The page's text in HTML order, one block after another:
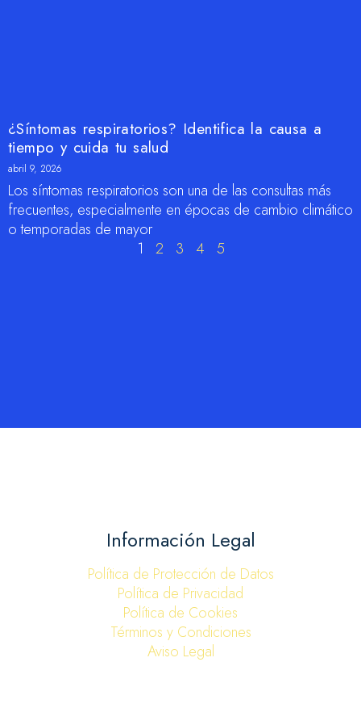
¿Síntomas respiratorios? Identifica la causa a
tiempo y cuida tu salud
abril 9, 2026
Los síntomas respiratorios son una de las consultas más
frecuentes, especialmente en épocas de cambio climático
o temporadas de mayor
1
2 3 4 5
Información Legal
Política de Protección de Datos
Política de Privacidad
Política de Cookies
Términos y Condiciones
Aviso Legal